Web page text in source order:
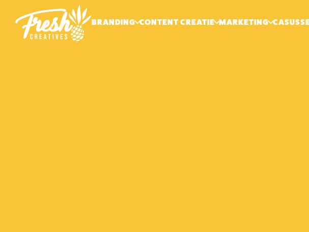
BRANDING CONTENT CREATIE MARKETING